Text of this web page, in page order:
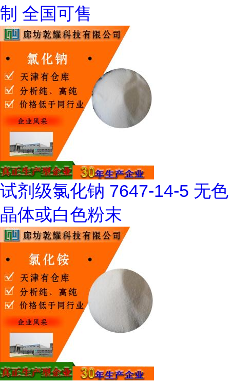
制 全国可售
试剂级氯化钠 7647-14-5 无色
晶体或白色粉末